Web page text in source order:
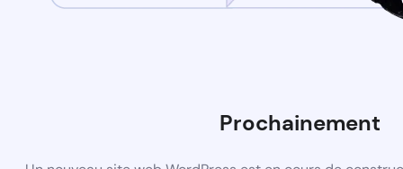
Prochainement